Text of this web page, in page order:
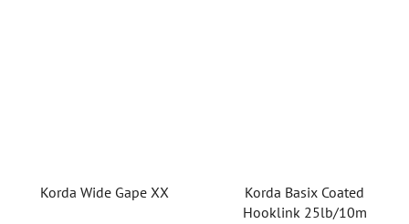
Korda Wide Gape XX
Korda Basix Coated
Hooklink 25lb/10m